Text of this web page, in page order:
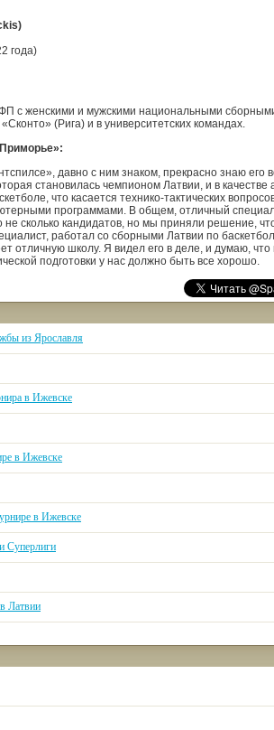
года)
с женскими и мужскими национальными
(Рига) и в университетских командах.
давно с ним знаком, прекрасно знаю его
становилась чемпионом Латвии, и в качестве
что касается технико-тактических
программами. В общем, отличный
сколько кандидатов, но мы приняли решение,
работал со сборными Латвии по
отличную школу. Я видел его в деле, и думаю,
подготовки у нас должно быть все хорошо.
из Ярославля
в Ижевске
в Ижевске
в Ижевске
Суперлиги
Латвии